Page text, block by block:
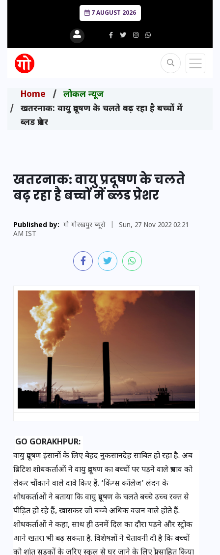
7 AUGUST 2026
Home
लोकल न्यूज
खतरनाक: वायु प्रदूषण के चलते बढ़ रहा है बच्चों में
ब्लड प्रेशर
खतरनाक: वायु प्रदूषण के चलते
बढ़ रहा है बच्चों में ब्लड प्रेशर
Published by: गो गोरखपुर ब्यूरो
Sun, 27 Nov 2022 02:21
AM IST
GO GORAKHPUR:
वायु प्रदूषण इंसानों के लिए बेहद नुकसानदेह साबित हो रहा है. अब
ब्रिटिश शोधकर्ताओं ने वायु प्रदूषण का बच्चों पर पड़ने वाले प्रभाव को
लेकर चौंकाने वाले दावे किए हैं. ‘किंग्स कॉलेज’ लंदन के
शोधकर्ताओं ने बताया कि वायु प्रदूषण के चलते बच्चे उच्च रक्त से
पीड़ित हो रहे हैं, खासकर जो बच्चे अधिक वजन वाले होते हैं.
शोधकर्ताओं ने कहा, साथ ही उनमें दिल का दौरा पड़ने और स्ट्रोक
आने खतरा भी बढ़ सकता है. विशेषज्ञों ने चेतावनी दी है कि बच्चों
को शांत सड़कों के जरिए स्कूल से घर जाने के लिए प्रोत्साहित किया